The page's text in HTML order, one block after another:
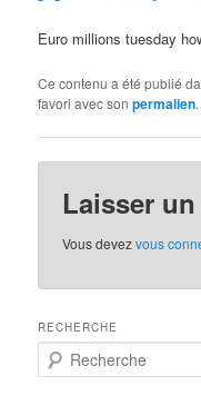
Euro millions tuesday
Ce contenu a été publié
favori avec sonpermalien.
Laisser
Vous devezvous
RECHERCHE
e